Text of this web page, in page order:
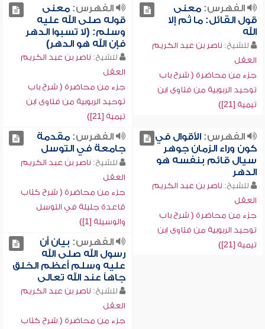
الفهرس:معنى
قول القائل: ما ثم إلا
الله
للشيخ: ناصر بن عبد الكريم
العقل
جزء من محاضرة ( شرح باب
توحيد الربوبية من فتاوى ابن
تيمية [21])
الفهرس:معنى
قوله صلى الله عليه
وسلم: (لا تسبوا الدهر
فإن الله هو الدهر)
للشيخ: ناصر بن عبد الكريم
العقل
جزء من محاضرة ( شرح باب
توحيد الربوبية من فتاوى ابن
تيمية [21])
الفهرس:الأقوال في
كون وراء الزمان جوهر
سيال قائم بنفسه هو
الدهر
للشيخ: ناصر بن عبد الكريم
العقل
جزء من محاضرة ( شرح باب
توحيد الربوبية من فتاوى ابن
تيمية [21])
الفهرس:مقدمة
جامعة في التوسل
للشيخ: ناصر بن عبد الكريم
العقل
جزء من محاضرة ( شرح كتاب
قاعدة جليلة في التوسل
والوسيلة [1])
الفهرس: بيان أن
رسول الله صلى الله
عليه وسلم أعظم الخلق
جاهاً عند الله تعالى
للشيخ: ناصر بن عبد الكريم
العقل
جزء من محاضرة ( شرح كتاب